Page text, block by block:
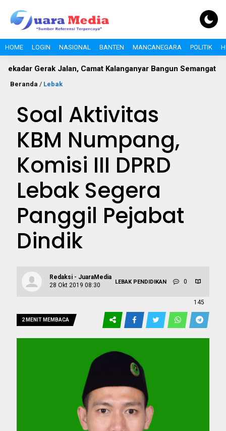
HOME LOGIN NASIONAL BANTEN MANCANEGARA POLITIK
Jalan, Camat Kalanganyar Bangun Semangat
Beranda / Lebak
Soal Aktivitas
KBM Numpang,
Komisi III DPRD
Lebak Segera
Panggil Pejabat
Dindik
Redaksi - JuaraMedia
28 Okt 2019 08:30
LEBAK PENDIDIKAN 0
145
2 MENIT MEMBACA